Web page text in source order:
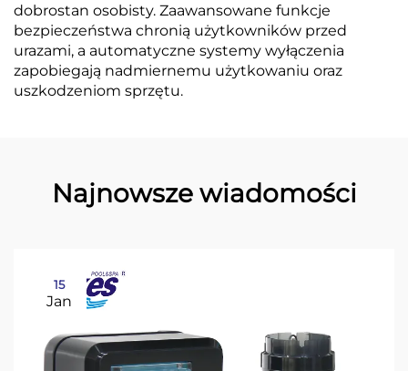
dobrostan osobisty. Zaawansowane funkcje
bezpieczeństwa chronią użytkowników przed
urazami, a automatyczne systemy wyłączenia
zapobiegają nadmiernemu użytkowaniu oraz
uszkodzeniom sprzętu.
Najnowsze wiadomości
15
Jan